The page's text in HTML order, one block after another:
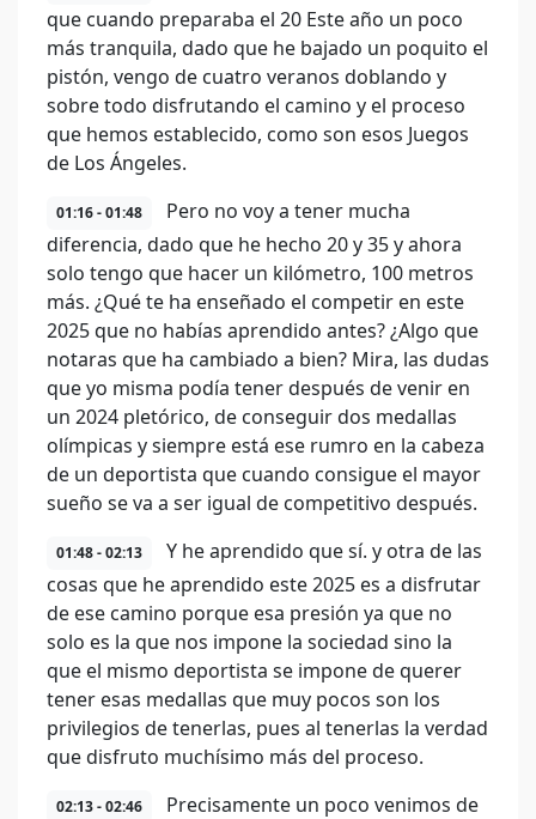
que cuando preparaba el 20 Este año un poco
más tranquila, dado que he bajado un poquito el
pistón, vengo de cuatro veranos doblando y
sobre todo disfrutando el camino y el proceso
que hemos establecido, como son esos Juegos
de Los Ángeles.
01:16 - 01:48
Pero no voy a tener mucha
diferencia, dado que he hecho 20 y 35 y ahora
solo tengo que hacer un kilómetro, 100 metros
más. ¿Qué te ha enseñado el competir en este
2025 que no habías aprendido antes? ¿Algo que
notaras que ha cambiado a bien? Mira, las dudas
que yo misma podía tener después de venir en
un 2024 pletórico, de conseguir dos medallas
olímpicas y siempre está ese rumro en la cabeza
de un deportista que cuando consigue el mayor
sueño se va a ser igual de competitivo después.
01:48 - 02:13
Y he aprendido que sí. y otra de las
cosas que he aprendido este 2025 es a disfrutar
de ese camino porque esa presión ya que no
solo es la que nos impone la sociedad sino la
que el mismo deportista se impone de querer
tener esas medallas que muy pocos son los
privilegios de tenerlas, pues al tenerlas la verdad
que disfruto muchísimo más del proceso.
02:13 - 02:46
Precisamente un poco venimos de